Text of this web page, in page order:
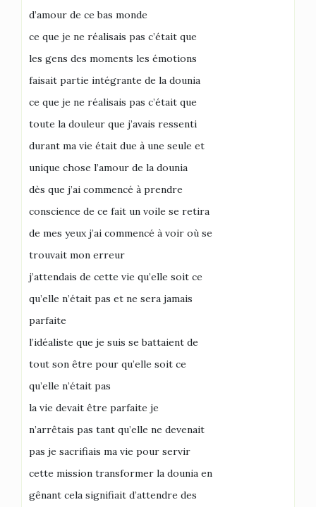
d’amour de ce bas monde
ce que je ne réalisais pas c’était que
les gens des moments les émotions
faisait partie intégrante de la dounia
ce que je ne réalisais pas c’était que
toute la douleur que j’avais ressenti
durant ma vie était due à une seule et
unique chose l’amour de la dounia
dès que j’ai commencé à prendre
conscience de ce fait un voile se retira
de mes yeux j’ai commencé à voir où se
trouvait mon erreur
j’attendais de cette vie qu’elle soit ce
qu’elle n’était pas et ne sera jamais
parfaite
l’idéaliste que je suis se battaient de
tout son être pour qu’elle soit ce
qu’elle n’était pas
la vie devait être parfaite je
n’arrêtais pas tant qu’elle ne devenait
pas je sacrifiais ma vie pour servir
cette mission transformer la dounia en
gênant cela signifiait d’attendre des